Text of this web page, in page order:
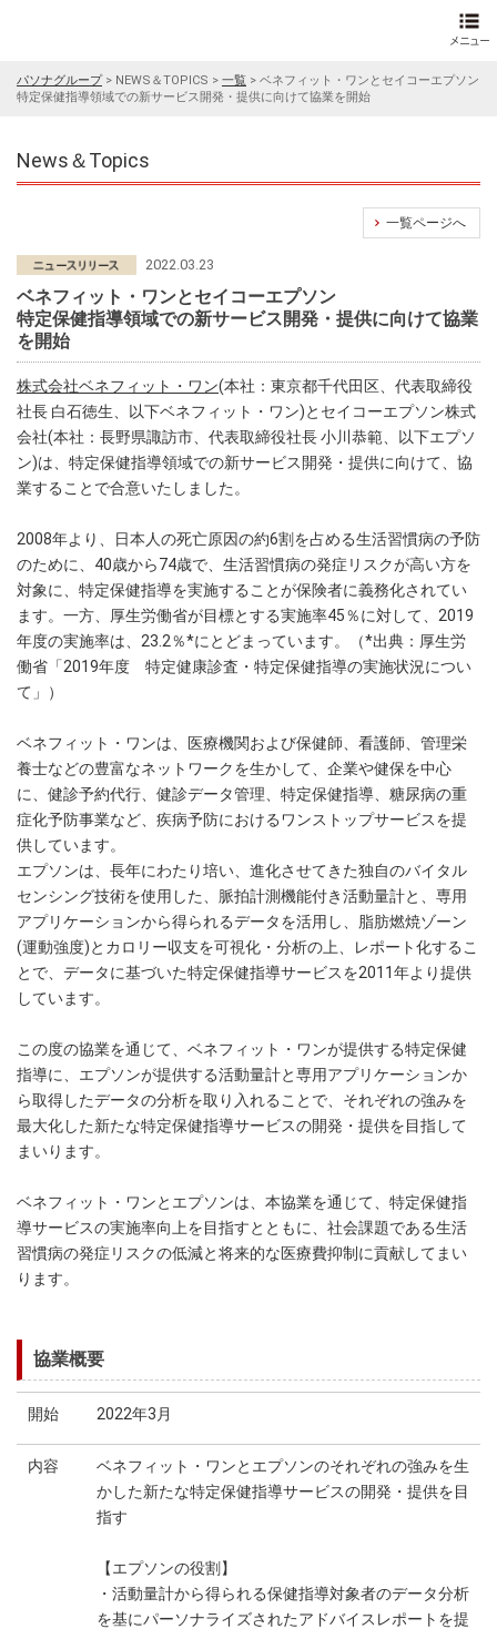
パソナグループ> NEWS＆TOPICS > 一覧 > ベネフィット・ワンとセイコーエプソン
特定保健指導領域での新サービス開発・提供に向けて協業を開始
News＆Topics
一覧ページへ
2022.03.23
ベネフィット・ワンとセイコーエプソン
特定保健指導領域での新サービス開発・提供に向けて協業
を開始
株式会社ベネフィット・ワン(本社：東京都千代田区、代表取締役
社長 白石徳生、以下ベネフィット・ワン)とセイコーエプソン株式
会社(本社：長野県諏訪市、代表取締役社長 小川恭範、以下エプソ
ン)は、特定保健指導領域での新サービス開発・提供に向けて、協
業することで合意いたしました。
2008年より、日本人の死亡原因の約6割を占める生活習慣病の予防
のために、40歳から74歳で、生活習慣病の発症リスクが高い方を
対象に、特定保健指導を実施することが保険者に義務化されてい
ます。一方、厚生労働省が目標とする実施率45％に対して、2019
年度の実施率は、23.2％*にとどまっています。（*出典：厚生労
働省「2019年度 特定健康診査・特定保健指導の実施状況につい
て」）
ベネフィット・ワンは、医療機関および保健師、看護師、管理栄
養士などの豊富なネットワークを生かして、企業や健保を中心
に、健診予約代行、健診データ管理、特定保健指導、糖尿病の重
症化予防事業など、疾病予防におけるワンストップサービスを提
供しています。
エプソンは、長年にわたり培い、進化させてきた独自のバイタル
センシング技術を使用した、脈拍計測機能付き活動量計と、専用
アプリケーションから得られるデータを活用し、脂肪燃焼ゾーン
(運動強度)とカロリー収支を可視化・分析の上、レポート化するこ
とで、データに基づいた特定保健指導サービスを2011年より提供
しています。
この度の協業を通じて、ベネフィット・ワンが提供する特定保健
指導に、エプソンが提供する活動量計と専用アプリケーションか
ら取得したデータの分析を取り入れることで、それぞれの強みを
最大化した新たな特定保健指導サービスの開発・提供を目指して
まいります。
ベネフィット・ワンとエプソンは、本協業を通じて、特定保健指
導サービスの実施率向上を目指すとともに、社会課題である生活
習慣病の発症リスクの低減と将来的な医療費抑制に貢献してまい
ります。
協業概要
開始 2022年3月
内容
ベネフィット・ワンとエプソンのそれぞれの強みを生
かした新たな特定保健指導サービスの開発・提供を目
指す
【エプソンの役割】
・活動量計から得られる保健指導対象者のデータ分析
を基にパーソナライズされたアドバイスレポートを提